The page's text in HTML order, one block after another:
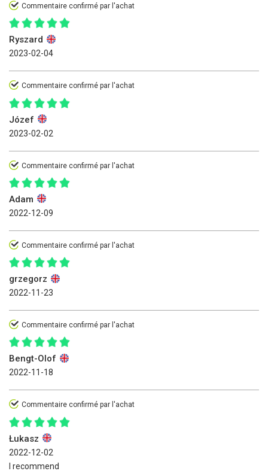
Commentaire confirmé par l'achat
Ryszard
2023-02-04
Commentaire confirmé par l'achat
Józef
2023-02-02
Commentaire confirmé par l'achat
Adam
2022-12-09
Commentaire confirmé par l'achat
grzegorz
2022-11-23
Commentaire confirmé par l'achat
Bengt-Olof
2022-11-18
Commentaire confirmé par l'achat
Łukasz
2022-12-02
I recommend